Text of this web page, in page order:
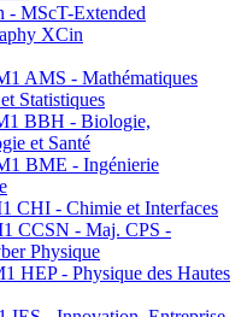
- MScT-Extended
XCin
AMS - Mathématiques
Statistiques
BBH - Biologie,
et Santé
BME - Ingénierie
CHI - Chimie et Interfaces
CCSN - Maj. CPS -
Physique
HEP - Physique des Hautes